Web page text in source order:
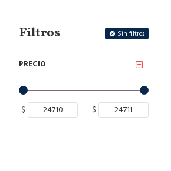
Filtros Sin filtros
PRECIO
$ $